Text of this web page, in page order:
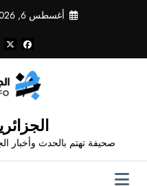
أغسطس 6, 2026
صحيفة تهتم بالحدث وأخبار